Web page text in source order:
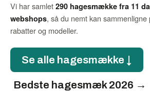
Vi har samlet 290 hagesmække fra 11
webshops, så du nemt kan sammenligne
rabatter og modeller.
Se alle hagesmække ↓
Bedste hagesmæk 2026 →